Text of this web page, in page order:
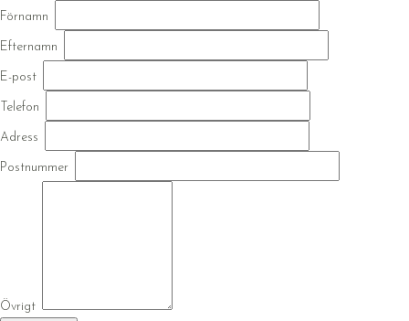
Förnamn
Efternamn
E-post
Telefon
Adress
Postnummer
Övrigt